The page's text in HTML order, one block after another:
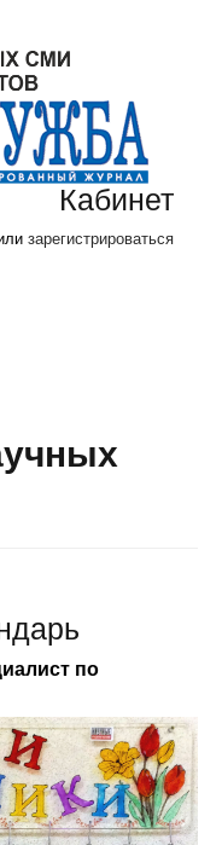
Кабинет
зарегистрироваться
по